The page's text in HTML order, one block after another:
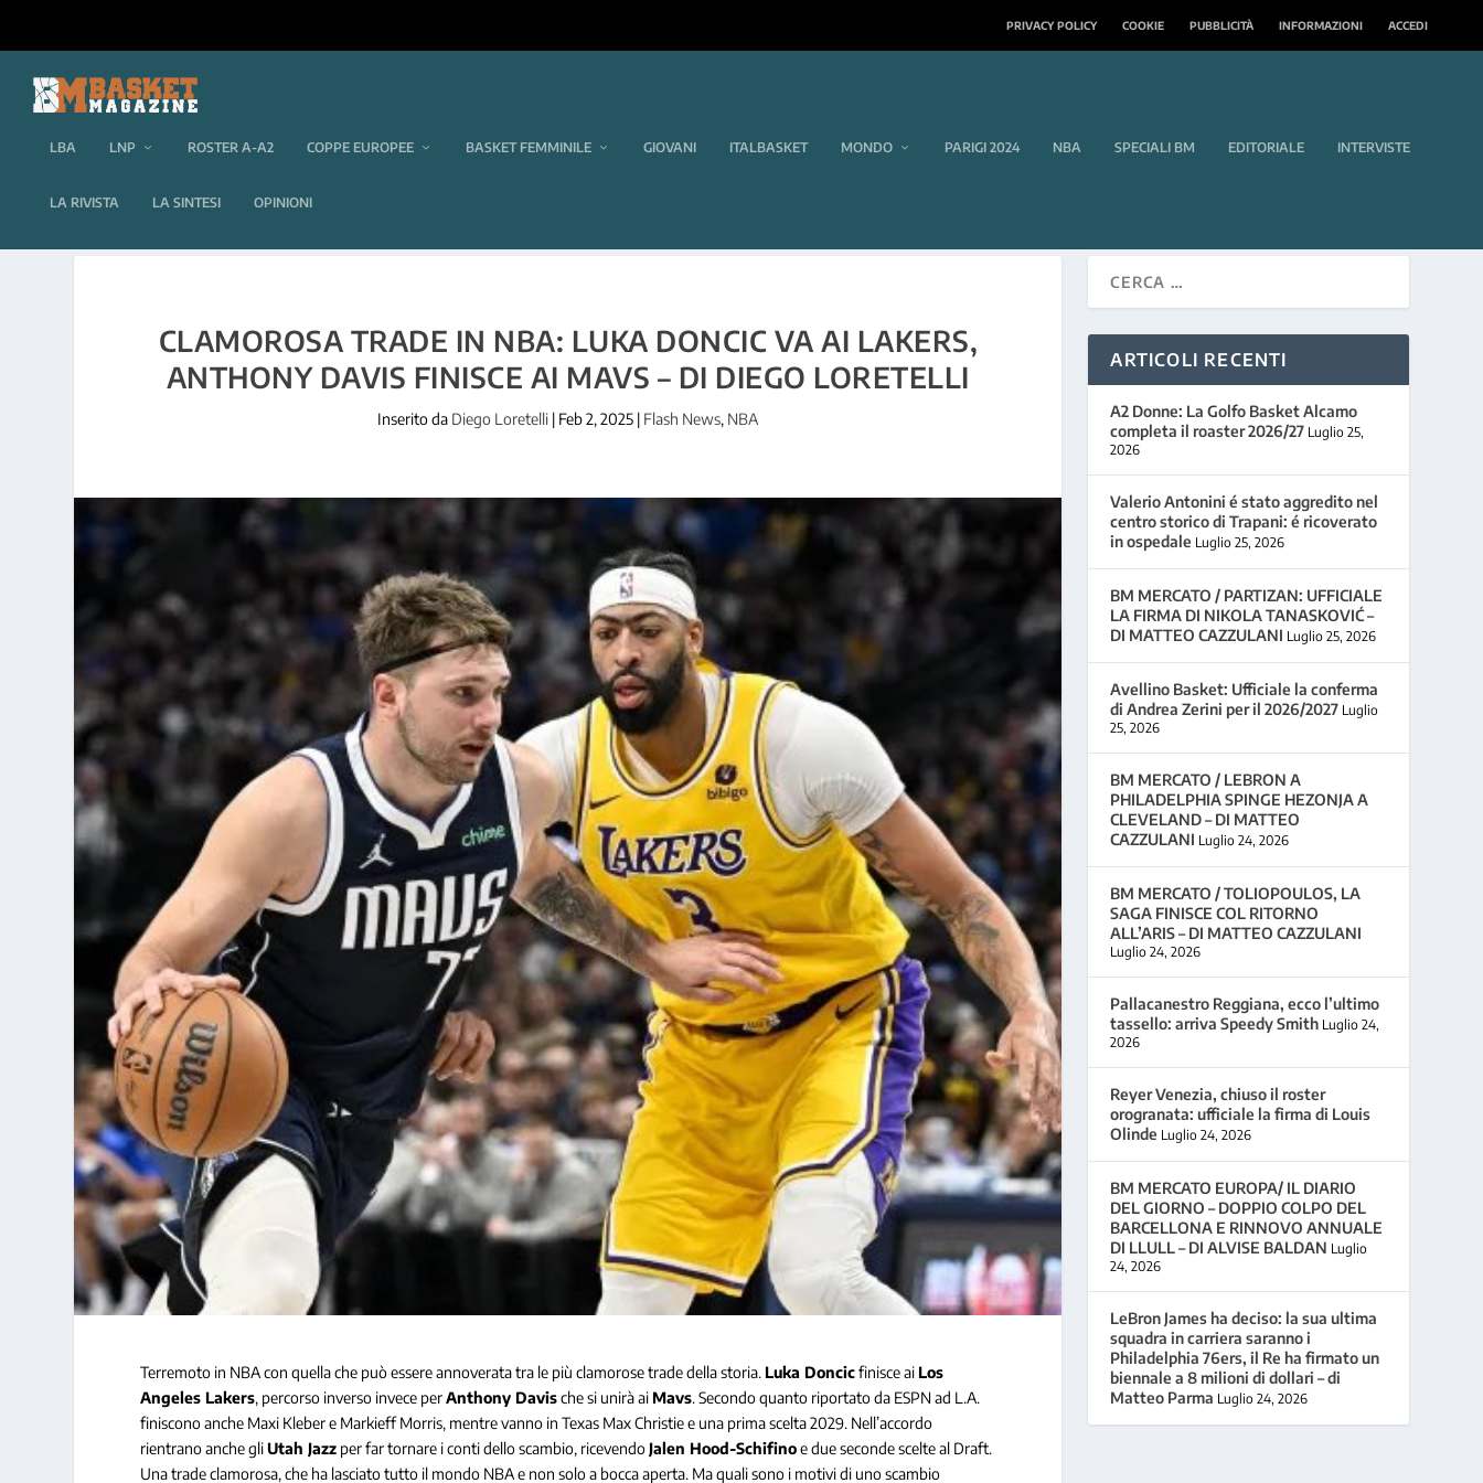
PRIVACY POLICY COOKIE PUBBLICITÀ INFORMAZIONI ACCEDI
LBA LNP ROSTER A-A2 COPPE EUROPEE BASKET FEMMINILE GIOVANI ITALBASKET MONDO PARIGI 2024 NBA SPECIALI BM EDITORIALE INTERVISTE
LA RIVISTA LA SINTESI OPINIONI
CLAMOROSA TRADE IN NBA: LUKA DONCIC VA AI LAKERS,
ANTHONY DAVIS FINISCE AI MAVS – DI DIEGO LORETELLI
Inserito da Diego Loretelli | Feb 2, 2025 | Flash News, NBA
Terremoto in NBA con quella che può essere annoverata tra le più clamorose trade della storia. Luka Doncicfinisce ai Los
Angeles Lakers, percorso inverso invece perAnthony Davische si unirà ai Mavs. Secondo quanto riportato da ESPN ad L.A.
finiscono anche Maxi Kleber e Markieff Morris, mentre vanno in Texas Max Christie e una prima scelta 2029. Nell’accordo
rientrano anche gliUtah Jazz per far tornare i conti dello scambio, ricevendoJalen Hood-Schifinoe due seconde scelte al Draft.
Una trade clamorosa, che ha lasciato tutto il mondo NBA e non solo a bocca aperta. Ma quali sono i motivi di uno scambio
ARTICOLI RECENTI
A2 Donne: La Golfo Basket Alcamo
completa il roaster 2026/27 Luglio 25,
2026
Valerio Antonini é stato aggredito nel
centro storico di Trapani: é ricoverato
in ospedale Luglio 25, 2026
BM MERCATO / PARTIZAN: UFFICIALE
LA FIRMA DI NIKOLA TANASKOVIĆ –
DI MATTEO CAZZULANI Luglio 25, 2026
Avellino Basket: Ufficiale la conferma
di Andrea Zerini per il 2026/2027 Luglio
25, 2026
BM MERCATO / LEBRON A
PHILADELPHIA SPINGE HEZONJA A
CLEVELAND – DI MATTEO
CAZZULANI Luglio 24, 2026
BM MERCATO / TOLIOPOULOS, LA
SAGA FINISCE COL RITORNO
ALL’ARIS – DI MATTEO CAZZULANI
Luglio 24, 2026
Pallacanestro Reggiana, ecco l’ultimo
tassello: arriva Speedy Smith Luglio 24,
2026
Reyer Venezia, chiuso il roster
orogranata: ufficiale la firma di Louis
Olinde Luglio 24, 2026
BM MERCATO EUROPA/ IL DIARIO
DEL GIORNO – DOPPIO COLPO DEL
BARCELLONA E RINNOVO ANNUALE
DI LLULL – DI ALVISE BALDAN Luglio
24, 2026
LeBron James ha deciso: la sua ultima
squadra in carriera saranno i
Philadelphia 76ers, il Re ha firmato un
biennale a 8 milioni di dollari – di
Matteo Parma Luglio 24, 2026